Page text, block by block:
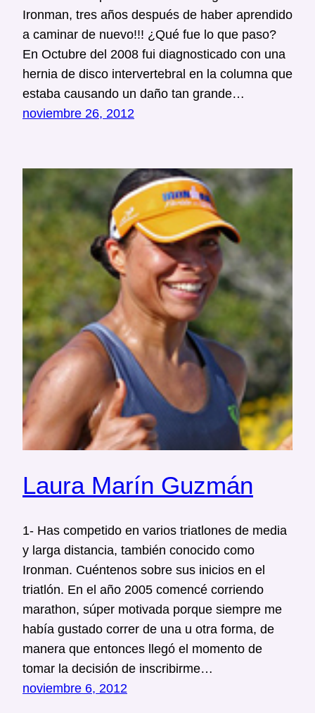
Ironman, tres años después de haber aprendido
a caminar de nuevo!!! ¿Qué fue lo que paso?
En Octubre del 2008 fui diagnosticado con una
hernia de disco intervertebral en la columna que
estaba causando un daño tan grande…
noviembre 26, 2012
Laura Marín Guzmán
1- Has competido en varios triatlones de media
y larga distancia, también conocido como
Ironman. Cuéntenos sobre sus inicios en el
triatlón. En el año 2005 comencé corriendo
marathon, súper motivada porque siempre me
había gustado correr de una u otra forma, de
manera que entonces llegó el momento de
tomar la decisión de inscribirme…
noviembre 6, 2012